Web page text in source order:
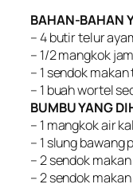
BAHAN-BAHAN
– 4 butir telur
– 1/2 mangkok
– 1 sendok
– 1 buah wortel
BUMBU YANG
– 1 mangkok air
– 1 slung bawang
– 2 sendok
– 2 sendok